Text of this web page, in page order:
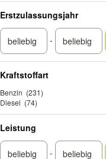
Erstzulassungsjahr
-
Kraftstoffart
Benzin (231)
Diesel (74)
Leistung
-